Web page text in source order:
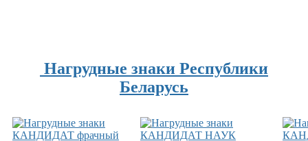
Нагрудные знаки Республики
Беларусь